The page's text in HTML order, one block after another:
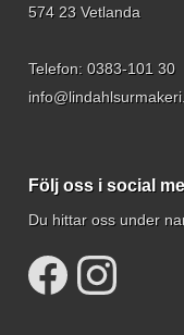
574 23 Vetlanda
Telefon: 0383-101 30
Följ oss i social
Du hittar oss under